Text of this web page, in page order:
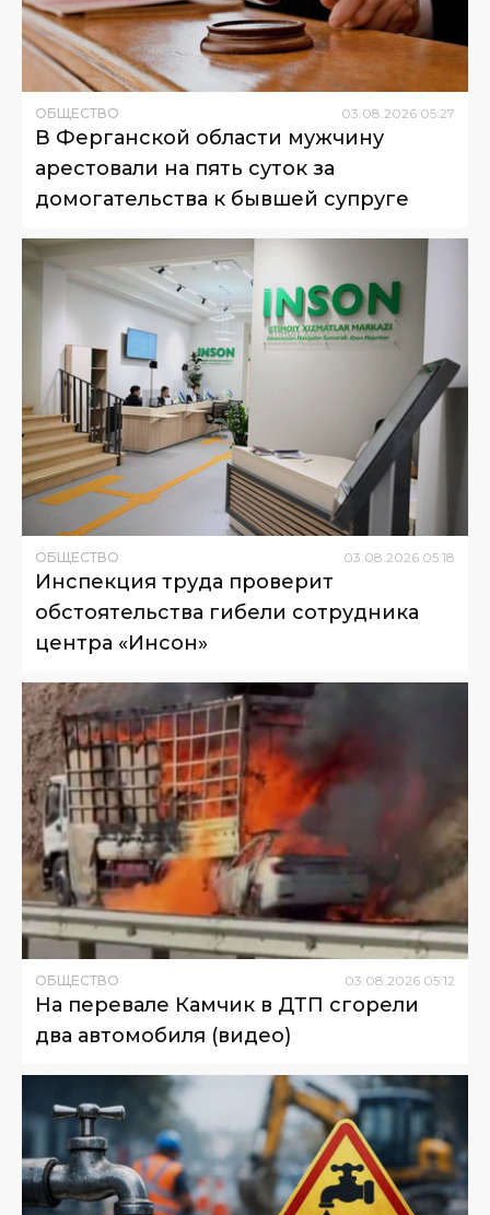
ОБЩЕСТВО 03.08.2026 05:27
В Ферганской области мужчину
арестовали на пять суток за
домогательства к бывшей супруге
ОБЩЕСТВО 03.08.2026 05:18
Инспекция труда проверит
обстоятельства гибели сотрудника
центра «Инсон»
ОБЩЕСТВО 03.08.2026 05:12
На перевале Камчик в ДТП сгорели
два автомобиля (видео)